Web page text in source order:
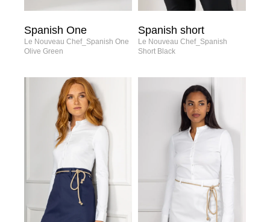
Spanish One
Le Nouveau Chef_Spanish One
Olive Green
Spanish short
Le Nouveau Chef_Spanish
Short Black